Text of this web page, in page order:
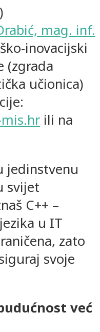
mag. inf.
inovacijski
(zgrada
učionica)
ili na
jedinstvenu
svijet
C++ –
u IT
zato
svoje
već